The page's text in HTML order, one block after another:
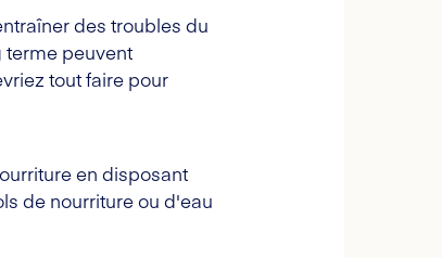
des troubles du
terme peuvent
tout faire pour
en disposant
de nourriture ou d'eau